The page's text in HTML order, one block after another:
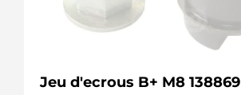
Jeu d'ecrous B+ M8 138869